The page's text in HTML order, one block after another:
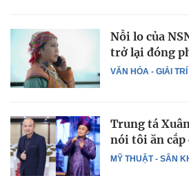
VĂN HÓA - GIẢI TRÍ
Nỗi lo của
trở lại đóng
MỸ THUẬT - SÂN
Trung tá
nói tôi ăn cắp